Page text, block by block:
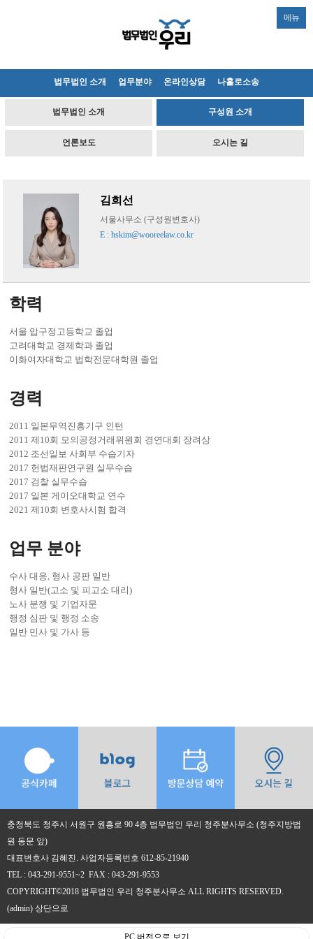
메뉴
법무법인 소개 업무분야 온라인상담 나홀로소송
법무법인 소개 구성원 소개
언론보도 오시는 길
김희선
서울사무소 (구성원변호사)
E : hskim@wooreelaw.co.kr
학력
서울 압구정고등학교 졸업
고려대학교 경제학과 졸업
이화여자대학교 법학전문대학원 졸업
경력
2011 일본무역진흥기구 인턴
2011 제10회 모의공정거래위원회 경연대회 장려상
2012 조선일보 사회부 수습기자
2017 헌법재판연구원 실무수습
2017 검찰 실무수습
2017 일본 게이오대학교 연수
2021 제10회 변호사시험 합격
업무 분야
수사 대응, 형사 공판 일반
형사 일반(고소 및 피고소 대리)
노사 분쟁 및 기업자문
행정 심판 및 행정 소송
일반 민사 및 가사 등
충청북도 청주시 서원구 원흥로 90 4층 법무법인 우리 청주분사무소 (청주지방법
원 동문 앞)
대표변호사 김혜진. 사업자등록번호 612-85-21940
TEL : 043-291-9551~2 FAX : 043-291-9553
COPYRIGHT©2018 법무법인 우리 청주분사무소 ALL RIGHTS RESERVED.
(admin) 상단으로
PC 버전으로 보기